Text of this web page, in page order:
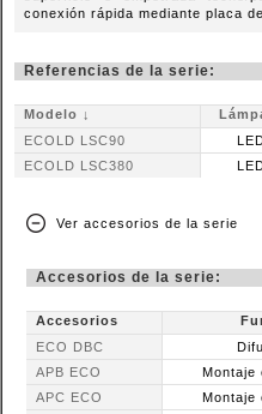
conexión rápida mediante placa
Referencias de la serie:
Modelo ↓
ECOLD LSC90
ECOLD LSC380
Ver accesorios de la serie
Accesorios de la serie:
Accesorios
ECO DBC
APB ECO
Montaje
APC ECO
Montaje